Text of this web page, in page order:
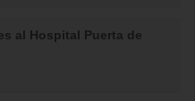
al Hospital Puerta de